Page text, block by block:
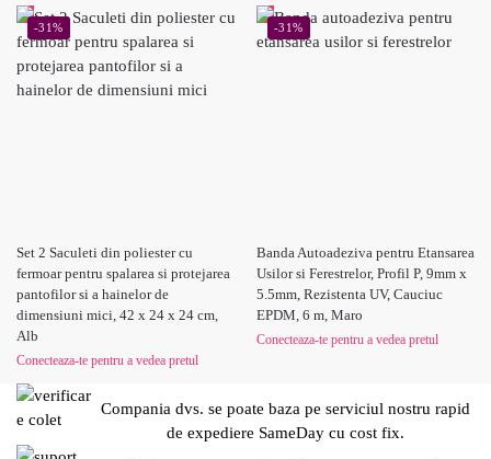
-31%
Set 2 Saculeti din poliester cu
fermoar pentru spalarea si protejarea
pantofilor si a hainelor de
dimensiuni mici, 42 x 24 x 24 cm,
Alb
Conecteaza-te pentru a vedea pretul
-31%
Banda Autoadeziva pentru Etansarea
Usilor si Ferestrelor, Profil P, 9mm x
5.5mm, Rezistenta UV, Cauciuc
EPDM, 6 m, Maro
Conecteaza-te pentru a vedea pretul
Compania dvs. se poate baza pe serviciul nostru rapid
de expediere SameDay cu cost fix.